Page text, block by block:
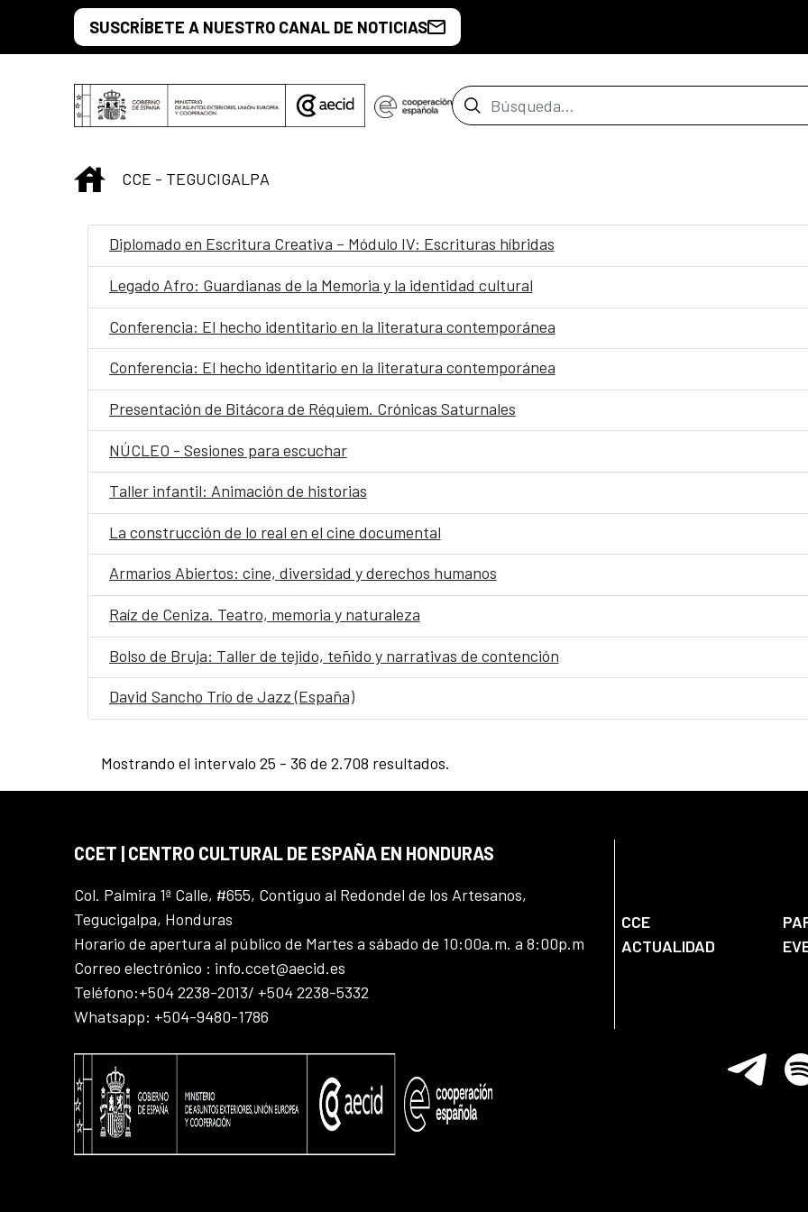
Saltar al contenido principal
SUSCRÍBETE A NUESTRO CANAL DE NOTICIAS
Barra de búsqueda
INICIO
CCE - TEGUCIGALPA
Diplomado en Escritura Creativa – Módulo IV: Escrituras híbridas
Legado Afro: Guardianas de la Memoria y la identidad cultural
Conferencia: El hecho identitario en la literatura contemporánea
Conferencia: El hecho identitario en la literatura contemporánea
Presentación de Bitácora de Réquiem. Crónicas Saturnales
NÚCLEO - Sesiones para escuchar
Taller infantil: Animación de historias
La construcción de lo real en el cine documental
Armarios Abiertos: cine, diversidad y derechos humanos
Raíz de Ceniza. Teatro, memoria y naturaleza
Bolso de Bruja: Taller de tejido, teñido y narrativas de contención
David Sancho Trío de Jazz (España)
Mostrando el intervalo 25 - 36 de 2.708 resultados.
CCET | CENTRO CULTURAL DE ESPAÑA EN HONDURAS
Col. Palmira 1ª Calle, #655, Contiguo al Redondel de los Artesanos,
Tegucigalpa, Honduras
Horario de apertura al público de Martes a sábado de 10:00a.m. a 8:00p.m
Correo electrónico : info.ccet@aecid.es
Teléfono:+504 2238-2013/ +504 2238-5332
Whatsapp: +504-9480-1786
CCE
ACTUALIDAD
Telegram